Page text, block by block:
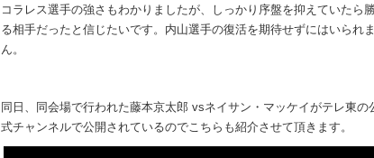
コラレス選手の強さもわかりましたが、しっかり序盤を抑えていたら
る相手だったと信じたいです。内山選手の復活を期待せずにはいられ
ん。
同日、同会場で行われた藤本京太郎 vsネイサン・マッケイがテレ東の
式チャンネルで公開されているのでこちらも紹介させて頂きます。